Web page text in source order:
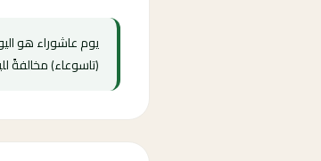
يوم عاشوراء هو
(تاسوعاء) مخالفةً